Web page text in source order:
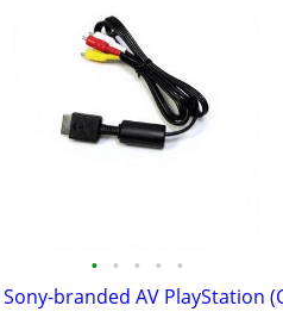
• • • • •